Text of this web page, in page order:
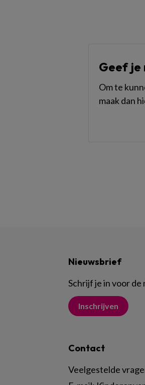
Geef je
Om te
maak dan
Nieuwsbrief
Schrijf je in voor
Inschrijven
Contact
Veelgestelde